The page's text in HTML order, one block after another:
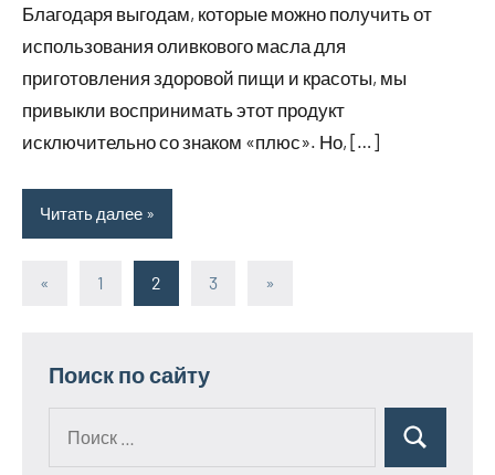
Благодаря выгодам, которые можно получить от
использования оливкового масла для
приготовления здоровой пищи и красоты, мы
привыкли воспринимать этот продукт
исключительно со знаком «плюс». Но, […]
Читать далее
Пагинация
«
Предыдущие
1 2 3
Следующие
»
Поиск по сайту
Поиск